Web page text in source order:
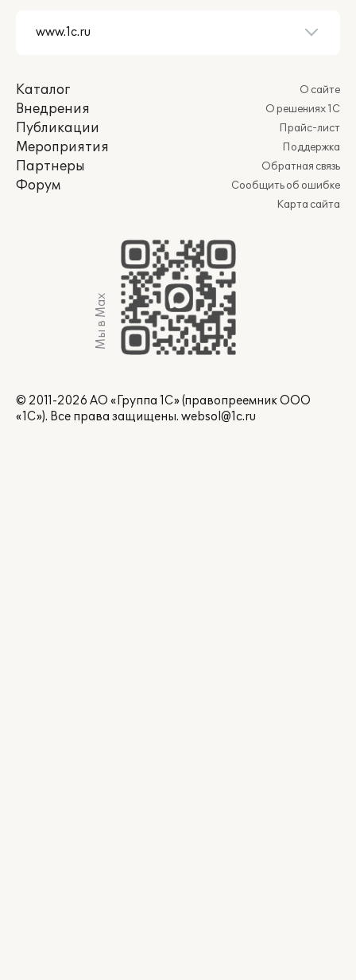
Каталог
Внедрения
Публикации
Мероприятия
Партнеры
Форум
О сайте
О решениях 1С
Прайс-лист
Поддержка
Обратная связь
Сообщить об ошибке
Карта сайта
Мы в Max
© 2011-2026 АО «Группа 1С» (правопреемник ООО
«1С»). Все права защищены. websol@1c.ru